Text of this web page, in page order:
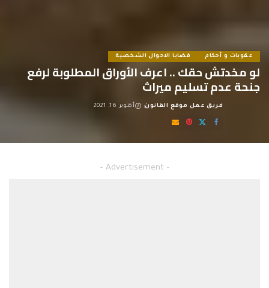
عقوبات و أحكام قضايا الاحوال الشخصية
لو مخدتش حقك .. اعرف الأوراق المطلوبة لرفع
جنحة عدم تسليم ميراث
Posted
by
فريق عمل موقع القانون أكتوبر 16, 2021
– Advertisement –